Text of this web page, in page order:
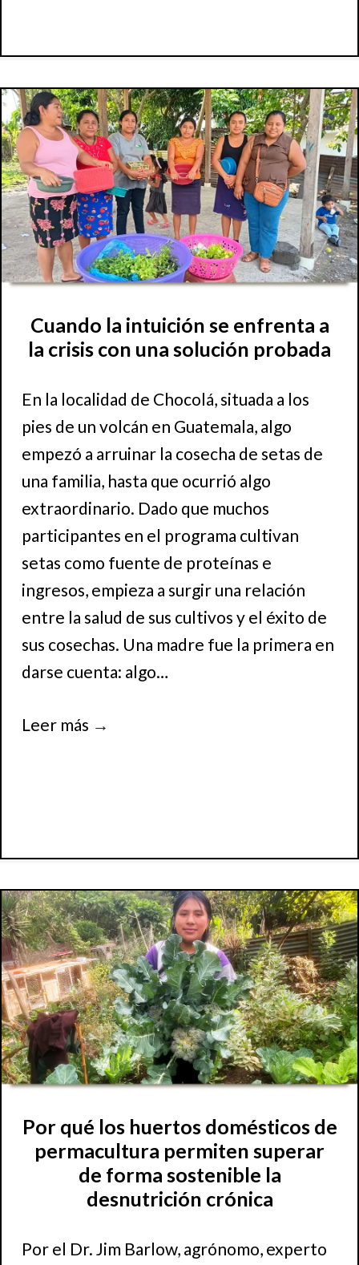
Cuando la intuición se enfrenta a
la crisis con una solución probada
En la localidad de Chocolá, situada a los
pies de un volcán en Guatemala, algo
empezó a arruinar la cosecha de setas de
una familia, hasta que ocurrió algo
extraordinario. Dado que muchos
participantes en el programa cultivan
setas como fuente de proteínas e
ingresos, empieza a surgir una relación
entre la salud de sus cultivos y el éxito de
sus cosechas. Una madre fue la primera en
darse cuenta: algo…
Leer más →
Por qué los huertos domésticos de
permacultura permiten superar
de forma sostenible la
desnutrición crónica
Por el Dr. Jim Barlow, agrónomo, experto